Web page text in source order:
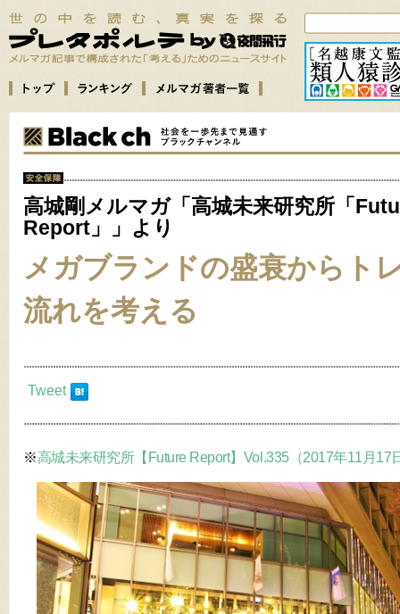
高城剛メルマガ「高城未来研究所「
Report」」より
メガブランドの盛衰からト
流れを考える
Tweet
※高城未来研究所【Future Report】Vol.335（2017年11月17